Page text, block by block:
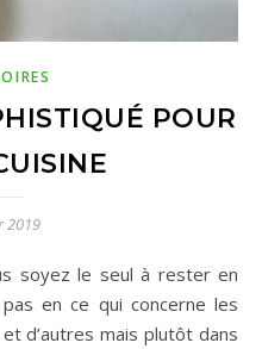
POUR
2019
en ce qui concerne les
d’autres mais plutôt dans